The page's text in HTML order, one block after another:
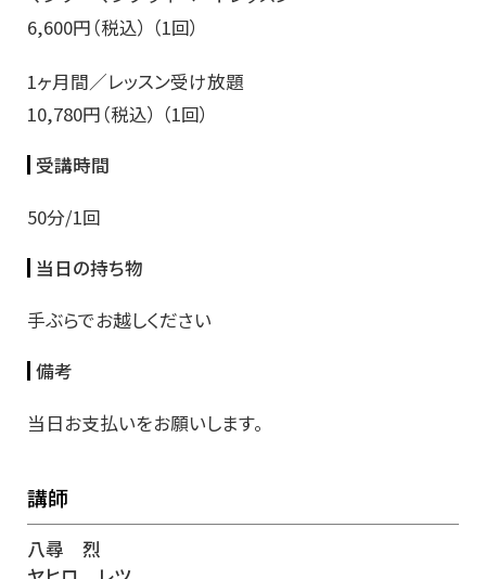
6,600円（税込） （1回）
1ヶ月間／レッスン受け放題
10,780円（税込） （1回）
受講時間
50分/1回
当日の持ち物
手ぶらでお越しください
備考
当日お支払いをお願いします。
講師
八尋 烈